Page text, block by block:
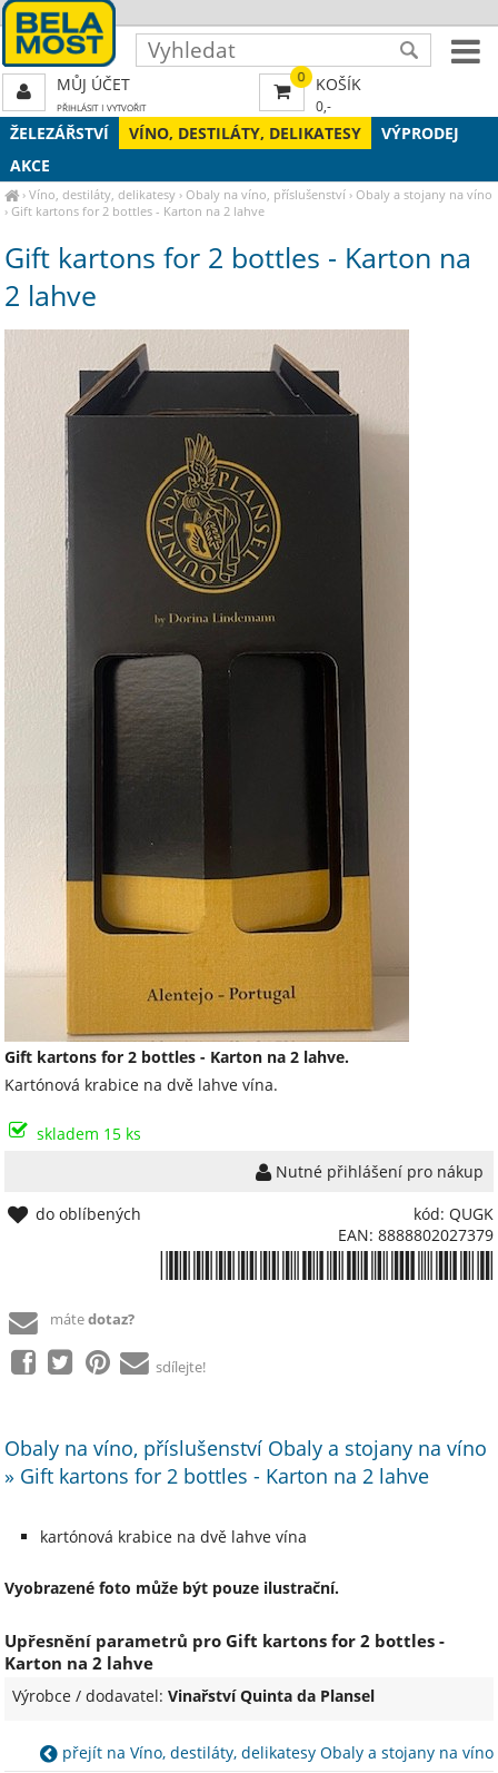
ŽELEZÁŘSTVÍ VÍNO, DESTILÁTY, DELIKATESY
VÝPRODEJ
AKCE
›Víno, destiláty, delikatesy › Obaly na víno, příslušenství › Obaly a stojany na víno
› Gift kartons for 2 bottles - Karton na 2 lahve
Gift kartons for 2 bottles - Karton na
2 lahve
Gift kartons for 2 bottles - Karton na 2 lahve.
Kartónová krabice na dvě lahve vína.
skladem 15 ks
Nutné přihlášení pro nákup
kód: QUGK
EAN: 8888802027379
do oblíbených
mátedotaz?
sdílejte!
Obaly na víno, příslušenství Obaly a stojany na víno
» Gift kartons for 2 bottles - Karton na 2 lahve
kartónová krabice na dvě lahve vína
Vyobrazené foto může být pouze ilustrační.
Upřesnění parametrů pro Gift kartons for 2 bottles -
Karton na 2 lahve
Výrobce / dodavatel:Vinařství Quinta da Plansel
přejít na Víno, destiláty, delikatesy Obaly a stojany na víno
0 KOŠÍK
0,-
MŮJ ÚČET
PŘIHLÁSIT| VYTVOŘIT